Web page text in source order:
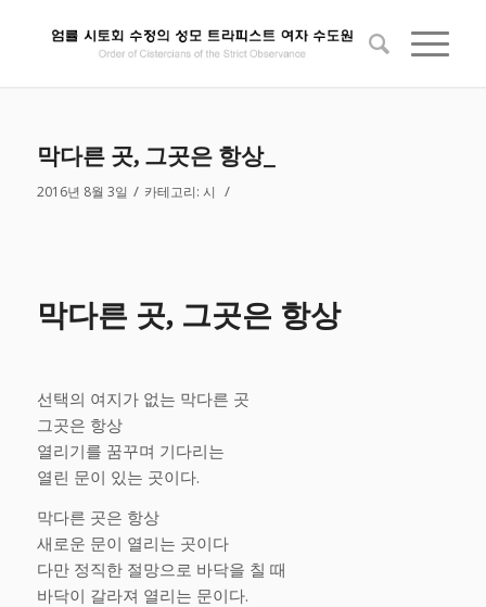
막다른 곳, 그곳은 항상_
2016년 8월 3일 / 카테고리: 시 /
막다른 곳, 그곳은 항상
선택의 여지가 없는 막다른 곳
그곳은 항상
열리기를 꿈꾸며 기다리는
열린 문이 있는 곳이다.
막다른 곳은 항상
새로운 문이 열리는 곳이다
다만 정직한 절망으로 바닥을 칠 때
바닥이 갈라져 열리는 문이다.